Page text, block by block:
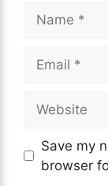
Save my
browser